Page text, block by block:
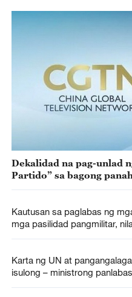
Dekalidad na pag-unlad
Partido” sa bagong
Kautusan sa paglabas ng
mga pasilidad pangmilitar,
Karta ng UN at
isulong – ministrong